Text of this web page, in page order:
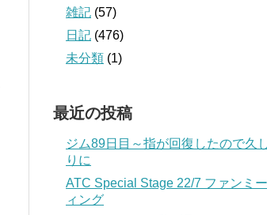
雑記 (57)
日記 (476)
未分類 (1)
最近の投稿
ジム89日目～指が回復したので久
りに
ATC Special Stage 22/7 ファンミ
ィング